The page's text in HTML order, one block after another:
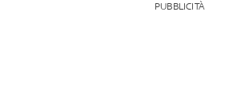
PUBBLICITÀ